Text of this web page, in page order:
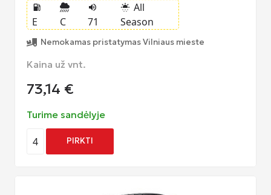
local_gas_station
E C
volume_up
71
sunny_snowing All
Season
Nemokamas pristatymas Vilniaus mieste
Kaina už vnt.
73,14 €
Turime sandėlyje
4 PIRKTI